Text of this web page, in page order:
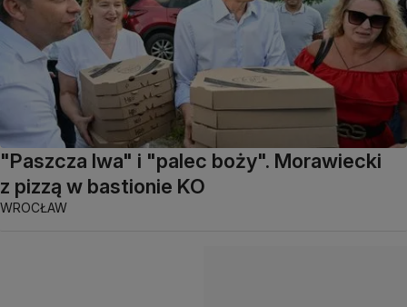
"Paszcza lwa" i "palec boży". Morawiecki
z pizzą w bastionie KO
WROCŁAW